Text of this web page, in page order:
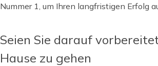
Nummer 1, um Ihren langfristigen Erfolg
Seien Sie darauf
Hause zu gehen